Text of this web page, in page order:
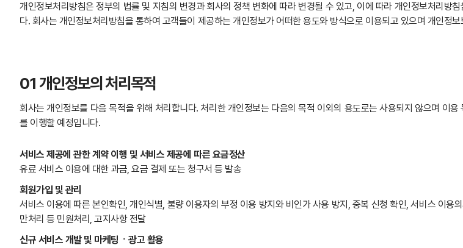
개인정보처리방침은 정부의 법률 및 지침의 변경과 회사의 정책 변화에 따라 변경될 수 있고, 이에 따라 개인정보처리방
다. 회사는 개인정보처리방침을 통하여 고객들이 제공하는 개인정보가 어떠한 용도와 방식으로 이용되고 있으며 개인정
01 개인정보의 처리목적
회사는 개인정보를 다음 목적을 위해 처리합니다. 처리한 개인정보는 다음의 목적 이외의 용도로는 사용되지 않으며 이
를 이행할 예정입니다.
서비스 제공에 관한 계약 이행 및 서비스 제공에 따른 요금정산
유료 서비스 이용에 대한 과금, 요금 결제 또는 청구서 등 발송
회원가입 및 관리
서비스 이용에 따른 본인확인, 개인식별, 불량 이용자의 부정 이용 방지와 비인가 사용 방지, 중복 신청 확인, 서비스 이
만처리 등 민원처리, 고지사항 전달
신규 서비스 개발 및 마케팅ㆍ광고 활용